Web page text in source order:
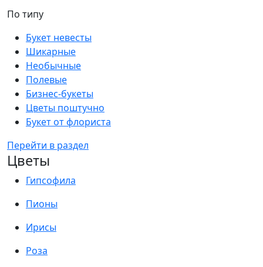
По типу
Букет невесты
Шикарные
Необычные
Полевые
Бизнес-букеты
Цветы поштучно
Букет от флориста
Перейти в раздел
Цветы
Гипсофила
Пионы
Ирисы
Роза